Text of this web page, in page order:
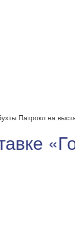
Патрокл на